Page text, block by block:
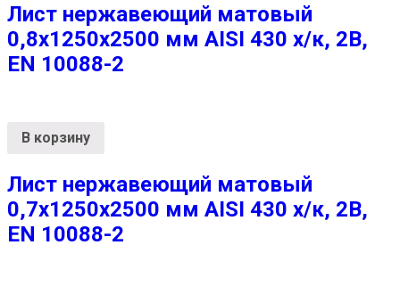
Лист нержавеющий матовый
0,8х1250х2500 мм AISI 430 х/к, 2B,
EN 10088-2
В корзину
Лист нержавеющий матовый
0,7х1250х2500 мм AISI 430 х/к, 2B,
EN 10088-2